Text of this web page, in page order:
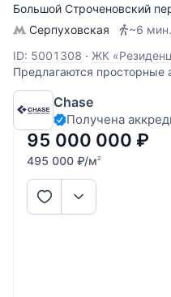
Большой Строченовский
Серпуховская
~6
ID: 5001308 · ЖК
Предлагаются просторные
премиальном комплексе
Свободная планировка
индивидуальный дизайн-
окна наполняют
Chase
Получена
95 000 000 ₽
495 000 ₽/м2